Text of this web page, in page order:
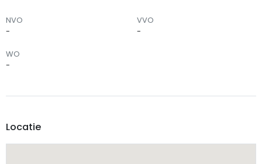
NVO
-
VVO
-
WO
-
Locatie